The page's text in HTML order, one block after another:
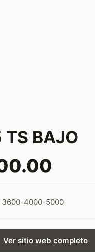
TS BAJO
3600-4000-5000
Ver sitio web completo